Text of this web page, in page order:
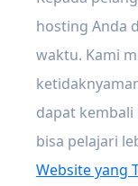
hosting Anda
waktu. Kami
dapat kembali
bisa pelajari
Website yang